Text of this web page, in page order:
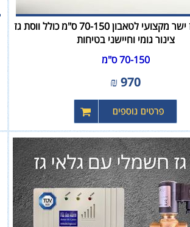
קיט מבער גז ישר מקצועי לטאבון 70-150 ס"מ כולל ווסת גז
צינור גומי וחיישני בטיחות
70-150 ס"מ
970
₪